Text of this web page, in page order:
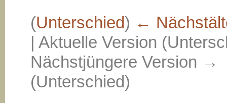
(Unterschied) ←
| Aktuelle Version
Nächstjüngere Version →
(Unterschied)